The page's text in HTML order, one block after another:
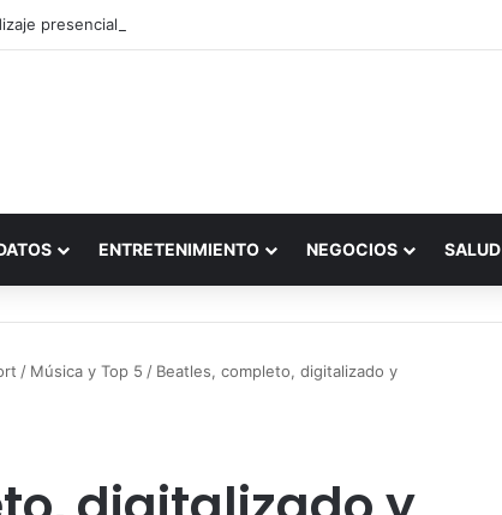
presencial vs. por internet
ENTRETENIMIENTO NEGOCIOS SALUD
/ Música y Top 5 / Beatles, completo, digitalizado y